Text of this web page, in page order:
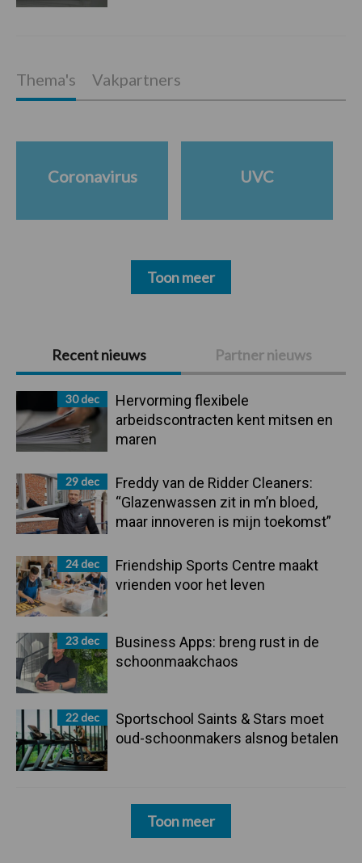
Primaire
Sidebar
Recent nieuws Partner nieuws
30 dec
Hervorming flexibele
arbeidscontracten kent mitsen en
maren
29 dec
Freddy van de Ridder Cleaners:
“Glazenwassen zit in m’n bloed,
maar innoveren is mijn toekomst”
24 dec
Friendship Sports Centre maakt
vrienden voor het leven
23 dec
Business Apps: breng rust in de
schoonmaakchaos
22 dec
Sportschool Saints & Stars moet
oud-schoonmakers alsnog betalen
Toon meer
Thema's Vakpartners
Coronavirus UVC
Toon meer